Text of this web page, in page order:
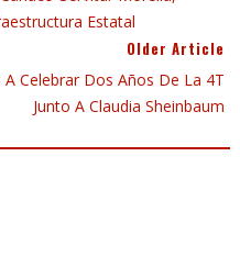
Estatal
Older Article
Celebrar Dos Años De La 4T
Junto A Claudia Sheinbaum